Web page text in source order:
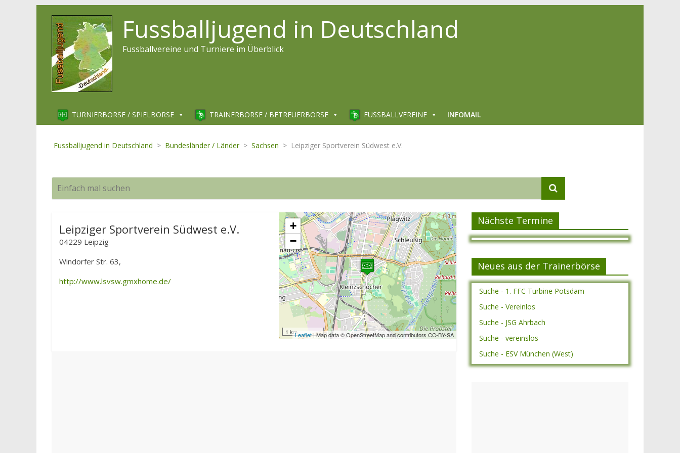
Fussballjugend in Deutschland
Fussballvereine und Turniere im Überblick
TURNIERBÖRSE / SPIELBÖRSE TRAINERBÖRSE / BETREUERBÖRSE FUSSBALLVEREINE INFOMAIL
Fussballjugend in Deutschland > Bundesländer / Länder > Sachsen > Leipziger Sportverein Südwest e.V.
+
−
1 kmLeaflet| Map data © OpenStreetMap and contributors CC-BY-SA
Leipziger Sportverein Südwest e.V.
04229 Leipzig
Windorfer Str. 63,
http://www.lsvsw.gmxhome.de/
Nächste Termine
Neues aus der Trainerbörse
Suche - 1. FFC Turbine Potsdam
Suche - Vereinlos
Suche - JSG Ahrbach
Suche - vereinslos
Suche - ESV München (West)